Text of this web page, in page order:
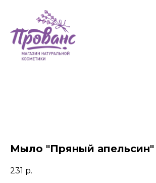
Мыло "Пряный апельсин"
231 р.